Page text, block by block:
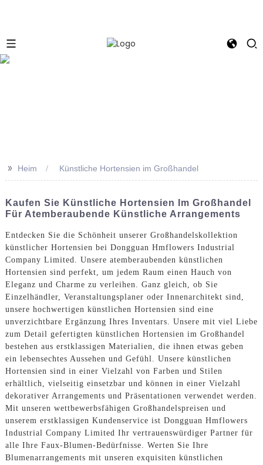
>> Heim Künstliche Hortensien im Großhandel
Kaufen Sie Künstliche Hortensien Im Großhandel
Für Atemberaubende Künstliche Arrangements
Entdecken Sie die Schönheit unserer Großhandelskollektion
künstlicher Hortensien bei Dongguan Hmflowers Industrial
Company Limited. Unsere atemberaubenden künstlichen
Hortensien sind perfekt, um jedem Raum einen Hauch von
Eleganz und Charme zu verleihen. Ganz gleich, ob Sie
Einzelhändler, Veranstaltungsplaner oder Innenarchitekt sind,
unsere hochwertigen künstlichen Hortensien sind eine
unverzichtbare Ergänzung Ihres Inventars. Unsere mit viel Liebe
zum Detail gefertigten künstlichen Hortensien im Großhandel
bestehen aus erstklassigen Materialien, die ihnen etwas geben
ein lebensechtes Aussehen und Gefühl. Unsere künstlichen
Hortensien sind in einer Vielzahl von Farben und Stilen
erhältlich, vielseitig einsetzbar und können in einer Vielzahl
dekorativer Arrangements und Präsentationen verwendet werden.
Mit unseren wettbewerbsfähigen Großhandelspreisen und
unserem erstklassigen Kundenservice ist Dongguan Hmflowers
Industrial Company Limited Ihr vertrauenswürdiger Partner für
alle Ihre Faux-Blumen-Bedürfnisse. Werten Sie Ihre
Blumenarrangements mit unseren exquisiten künstlichen